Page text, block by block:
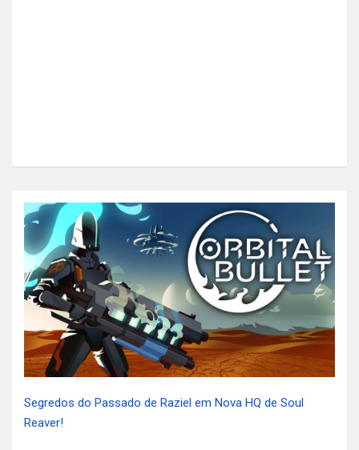
Segredos do Passado de Raziel em Nova HQ de Soul
Reaver!